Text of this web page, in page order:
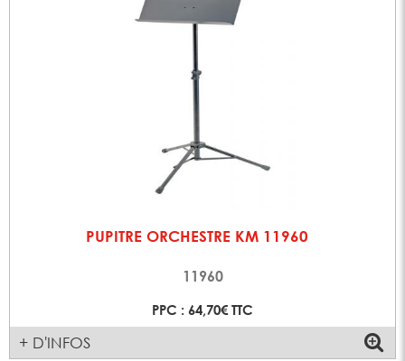
PUPITRE ORCHESTRE KM 11960
11960
PPC : 64,70€ TTC
+ D'INFOS